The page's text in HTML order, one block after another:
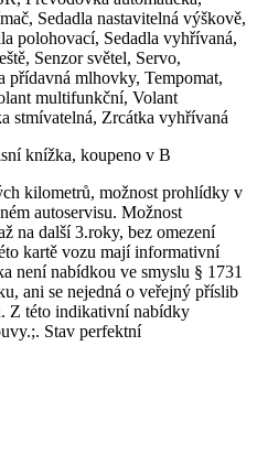
Sedadla nastavitelná výškově,
polohovací, Sedadla vyhřívaná,
Senzor světel, Servo,
přídavná mlhovky, Tempomat,
multifunkční, Volant
stmívatelná, Zrcátka vyhřívaná
knížka, koupeno v B
kilometrů, možnost prohlídky v
autoservisu. Možnost
na další 3.roky, bez omezení
kartě vozu mají informativní
není nabídkou ve smyslu § 1731
ani se nejedná o veřejný příslib
Z této indikativní nabídky
Stav perfektní